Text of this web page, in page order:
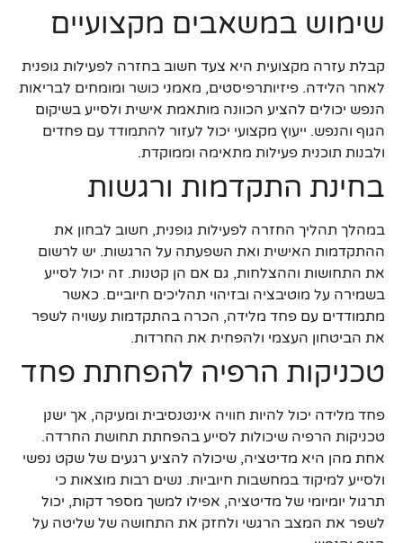
שימוש במשאבים מקצועיים
קבלת עזרה מקצועית היא צעד חשוב בחזרה לפעילות גופנית
לאחר הלידה. פיזיותרפיסטים, מאמני כושר ומומחים לבריאות
הנפש יכולים להציע הכוונה מותאמת אישית ולסייע בשיקום
הגוף והנפש. ייעוץ מקצועי יכול לעזור להתמודד עם פחדים
ולבנות תוכנית פעילות מתאימה וממוקדת.
בחינת התקדמות ורגשות
במהלך תהליך החזרה לפעילות גופנית, חשוב לבחון את
ההתקדמות האישית ואת השפעתה על הרגשות. יש לרשום
את התחושות וההצלחות, גם אם הן קטנות. זה יכול לסייע
בשמירה על מוטיבציה ובזיהוי תהליכים חיוביים. כאשר
מתמודדים עם פחד מלידה, הכרה בהתקדמות עשויה לשפר
את הביטחון העצמי ולהפחית את החרדות.
טכניקות הרפיה להפחתת פחד
פחד מלידה יכול להיות חוויה אינטנסיבית ומעיקה, אך ישנן
טכניקות הרפיה שיכולות לסייע בהפחתת תחושת החרדה.
אחת מהן היא מדיטציה, שיכולה להציע רגעים של שקט נפשי
ולסייע למיקוד במחשבות חיוביות. נשים רבות מוצאות כי
תרגול יומיומי של מדיטציה, אפילו למשך מספר דקות, יכול
לשפר את המצב הרגשי ולחזק את התחושה של שליטה על